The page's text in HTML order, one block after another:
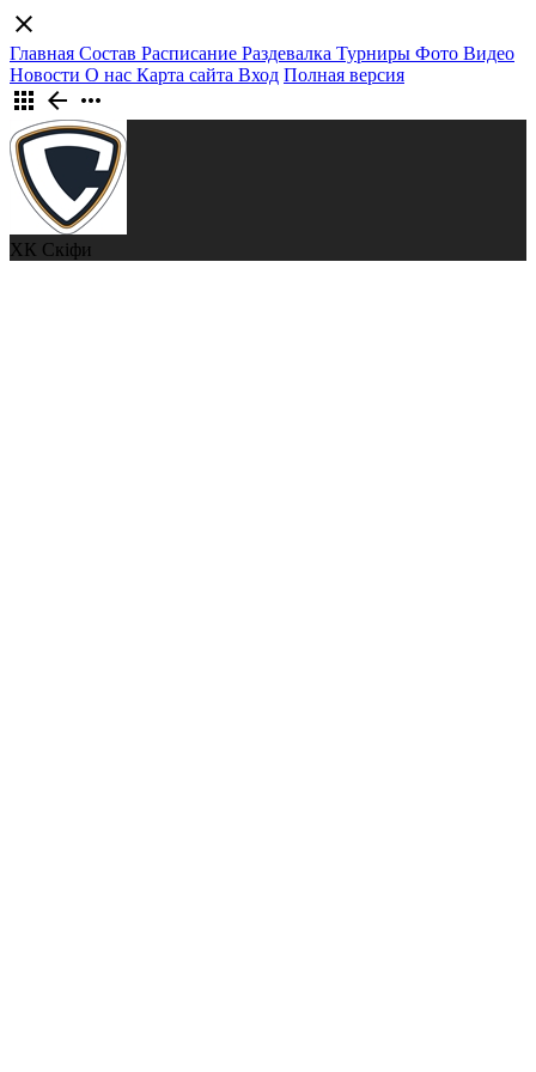
close
Главная Состав Расписание Раздевалка Турниры Фото Видео
Новости О нас Карта сайта Вход Полная версия
apps arrow_back more_horiz
ХК Скіфи